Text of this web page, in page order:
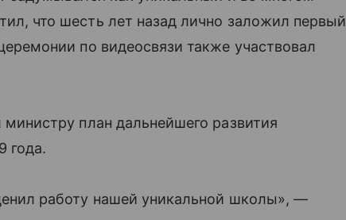
что шесть лет назад лично заложил первый
по видеосвязи также участвовал
план дальнейшего развития
года.
работу нашей уникальной школы», —